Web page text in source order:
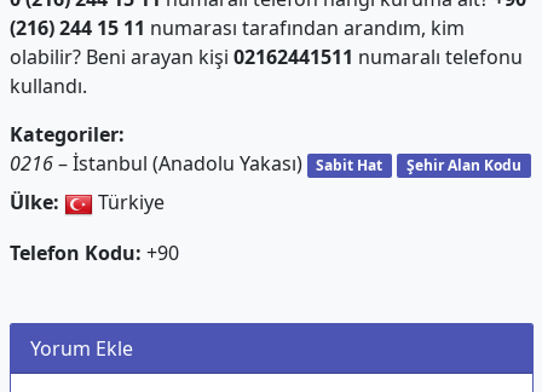
(216) 244 15 11 numarası tarafından arandım, kim
olabilir? Beni arayan kişi 02162441511 numaralı telefonu
kullandı.
Kategoriler:
0216– İstanbul (Anadolu Yakası) Sabit Hat Şehir Alan Kodu
Ülke:
Türkiye
Telefon Kodu: +90
Yorum Ekle